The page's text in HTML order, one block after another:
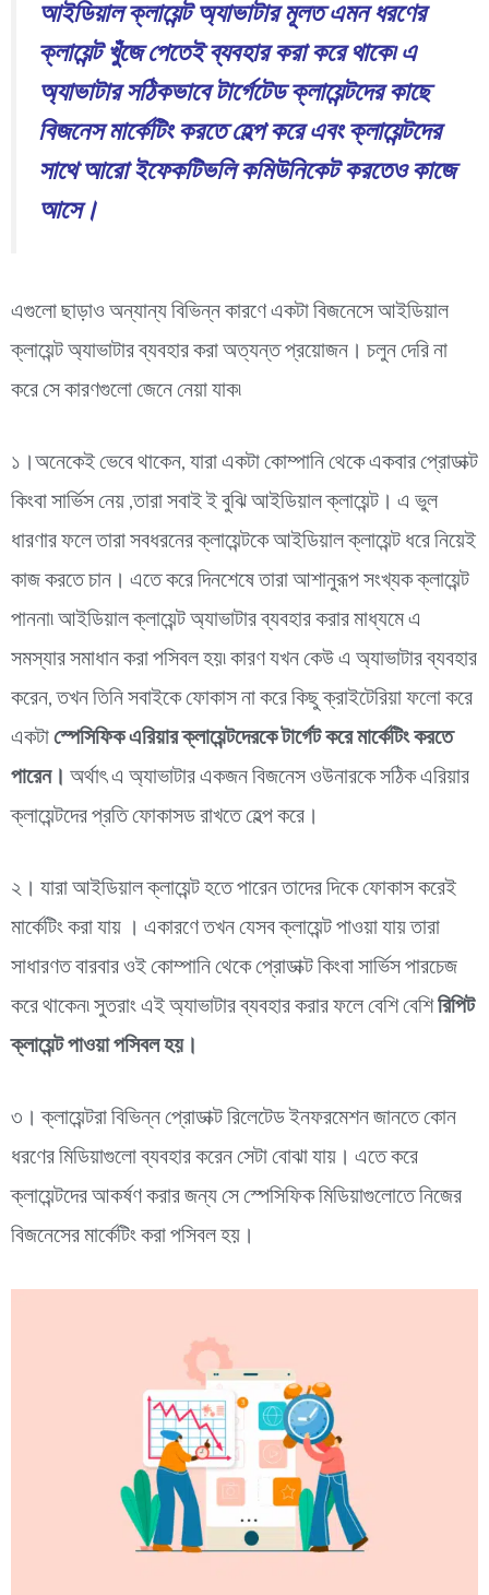
আইডিয়াল ক্লায়েন্ট অ্যাভাটার মূলত এমন ধরণের
ক্লায়েন্ট খুঁজে পেতেই ব্যবহার করা করে থাকে৷ এ
অ্যাভাটার সঠিকভাবে টার্গেটেড ক্লায়েন্টদের কাছে
বিজনেস মার্কেটিং করতে হেল্প করে এবং ক্লায়েন্টদের
সাথে আরো ইফেকটিভলি কমিউনিকেট করতেও কাজে
আসে।
এগুলো ছাড়াও অন্যান্য বিভিন্ন কারণে একটা বিজনেসে আইডিয়াল
ক্লায়েন্ট অ্যাভাটার ব্যবহার করা অত্যন্ত প্রয়োজন। চলুন দেরি না
করে সে কারণগুলো জেনে নেয়া যাক৷
১।অনেকেই ভেবে থাকেন, যারা একটা কোম্পানি থেকে একবার প্রোডাক্ট
কিংবা সার্ভিস নেয় ,তারা সবাই ই বুঝি আইডিয়াল ক্লায়েন্ট। এ ভুল
ধারণার ফলে তারা সবধরনের ক্লায়েন্টকে আইডিয়াল ক্লায়েন্ট ধরে নিয়েই
কাজ করতে চান। এতে করে দিনশেষে তারা আশানুরূপ সংখ্যক ক্লায়েন্ট
পাননা৷ আইডিয়াল ক্লায়েন্ট অ্যাভাটার ব্যবহার করার মাধ্যমে এ
সমস্যার সমাধান করা পসিবল হয়৷ কারণ যখন কেউ এ অ্যাভাটার ব্যবহার
করেন, তখন তিনি সবাইকে ফোকাস না করে কিছু ক্রাইটেরিয়া ফলো করে
একটা স্পেসিফিক এরিয়ার ক্লায়েন্টদেরকে টার্গেট করে মার্কেটিং করতে
পারেন। অর্থাৎ এ অ্যাভাটার একজন বিজনেস ওউনারকে সঠিক এরিয়ার
ক্লায়েন্টদের প্রতি ফোকাসড রাখতে হেল্প করে।
২। যারা আইডিয়াল ক্লায়েন্ট হতে পারেন তাদের দিকে ফোকাস করেই
মার্কেটিং করা যায় । একারণে তখন যেসব ক্লায়েন্ট পাওয়া যায় তারা
সাধারণত বারবার ওই কোম্পানি থেকে প্রোডাক্ট কিংবা সার্ভিস পারচেজ
করে থাকেন৷ সুতরাং এই অ্যাভাটার ব্যবহার করার ফলে বেশি বেশিরিপিট
ক্লায়েন্ট পাওয়া পসিবল হয়।
৩। ক্লায়েন্টরা বিভিন্ন প্রোডাক্ট রিলেটেড ইনফরমেশন জানতে কোন
ধরণের মিডিয়াগুলো ব্যবহার করেন সেটা বোঝা যায়। এতে করে
ক্লায়েন্টদের আকর্ষণ করার জন্য সে স্পেসিফিক মিডিয়াগুলোতে নিজের
বিজনেসের মার্কেটিং করা পসিবল হয়।